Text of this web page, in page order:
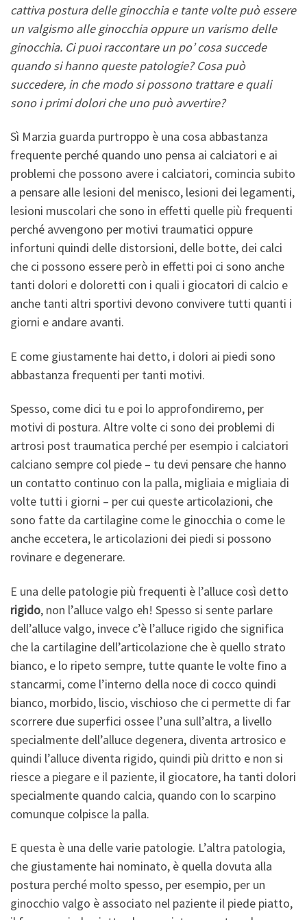
cattiva postura delle ginocchia e tante volte può essere
un valgismo alle ginocchia oppure un varismo delle
ginocchia. Ci puoi raccontare un po’ cosa succede
quando si hanno queste patologie? Cosa può
succedere, in che modo si possono trattare e quali
sono i primi dolori che uno può avvertire?
Sì Marzia guarda purtroppo è una cosa abbastanza
frequente perché quando uno pensa ai calciatori e ai
problemi che possono avere i calciatori, comincia subito
a pensare alle lesioni del menisco, lesioni dei legamenti,
lesioni muscolari che sono in effetti quelle più frequenti
perché avvengono per motivi traumatici oppure
infortuni quindi delle distorsioni, delle botte, dei calci
che ci possono essere però in effetti poi ci sono anche
tanti dolori e doloretti con i quali i giocatori di calcio e
anche tanti altri sportivi devono convivere tutti quanti i
giorni e andare avanti.
E come giustamente hai detto, i dolori ai piedi sono
abbastanza frequenti per tanti motivi.
Spesso, come dici tu e poi lo approfondiremo, per
motivi di postura. Altre volte ci sono dei problemi di
artrosi post traumatica perché per esempio i calciatori
calciano sempre col piede – tu devi pensare che hanno
un contatto continuo con la palla, migliaia e migliaia di
volte tutti i giorni – per cui queste articolazioni, che
sono fatte da cartilagine come le ginocchia o come le
anche eccetera, le articolazioni dei piedi si possono
rovinare e degenerare.
E una delle patologie più frequenti è l’alluce così detto
rigido, non l’alluce valgo eh! Spesso si sente parlare
dell’alluce valgo, invece c’è l’alluce rigido che significa
che la cartilagine dell’articolazione che è quello strato
bianco, e lo ripeto sempre, tutte quante le volte fino a
stancarmi, come l’interno della noce di cocco quindi
bianco, morbido, liscio, vischioso che ci permette di far
scorrere due superfici ossee l’una sull’altra, a livello
specialmente dell’alluce degenera, diventa artrosico e
quindi l’alluce diventa rigido, quindi più dritto e non si
riesce a piegare e il paziente, il giocatore, ha tanti dolori
specialmente quando calcia, quando con lo scarpino
comunque colpisce la palla.
E questa è una delle varie patologie. L’altra patologia,
che giustamente hai nominato, è quella dovuta alla
postura perché molto spesso, per esempio, per un
ginocchio valgo è associato nel paziente il piede piatto,